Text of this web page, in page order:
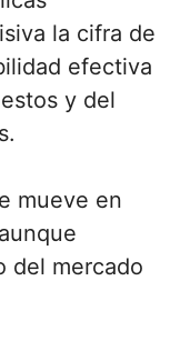
la cifra de
efectiva
y del
mueve en
del mercado